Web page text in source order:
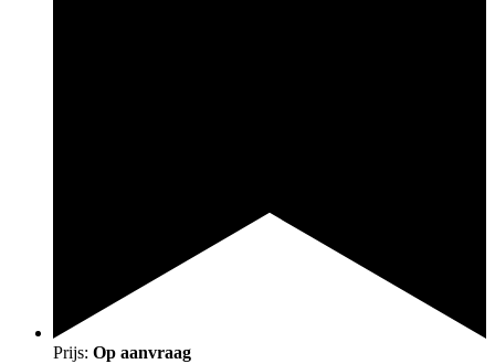
Prijs: Op aanvraag